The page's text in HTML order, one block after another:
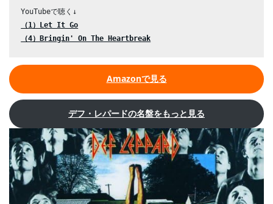
（1）Let It Go
（4）Bringin' On The Heartbreak
Amazonで見る
デフ・レパードの名盤をもっと見る